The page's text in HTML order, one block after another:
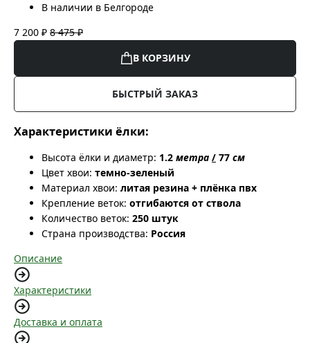
В наличии в Белгороде
7 200 ₽ 8 475 ₽
В КОРЗИНУ
БЫСТРЫЙ ЗАКАЗ
Характеристики ёлки:
Высота ёлки и диаметр: 1.2 метра / 77 см
Цвет хвои: темно-зеленый
Материал хвои: литая резина + плёнка пвх
Крепление веток: отгибаются от ствола
Количество веток: 250 штук
Страна производства: Россия
Описание
Характеристики
Доставка и оплата